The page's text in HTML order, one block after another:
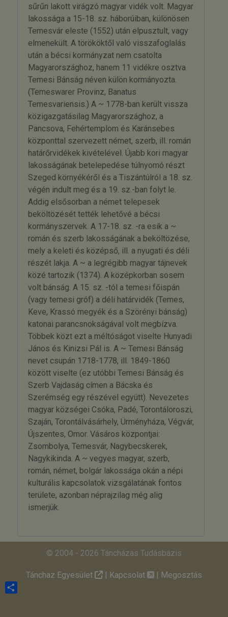
sűrűn lakott virágzó magyar vidék volt. Magyar
lakossága a 15-18. sz. háborúiban, különösen
Temesvár eleste (1552) után elpusztult, vagy
elmenekült. A törököktől való visszafoglalás
után a bécsi kormányzat nem csatolta
Magyarországhoz, hanem 11 vidékre osztva
Temesi Bánság néven külön kormányozta.
(Temeswarer Provinz, Banatus
Temesvariensis.) A ~ 1778-ban került vissza
közigazgatásilag Magyarországhoz, a
Pancsova, Fehértemplom és Karánsebes
központtal szervezett német, szerb, ill. román
határőrvidékek kivételével. Újabb kori magyar
lakosságának betelepedése túlnyomó részt
Szeged környékéről és a Tiszántúlról a 18. sz.
végén indult meg és a 19. sz.-ban folyt le.
Addig elsősorban a német telepesek
beköltözését tették lehetővé a bécsi
kormányszervek. A 17-18. sz. -ra esik a ~
román és szerb lakosságának a beköltözése,
mely a keleti és középső, ill. a nyugati és déli
részét lakja. A ~ a legrégibb magyar tájnevek
közé tartozik (1374). A középkorban sosem
volt bánság. A 15. sz. -tól a temesi főispán
(vagy temesi gróf) a déli határvidék (Temes,
Keve, Krassó megyék és a Szörényi bánság)
katonai parancsnokságával volt megbízva.
Többek közt ezt a méltóságot viselte Hunyadi
János és Kinizsi Pál is. A ~ Temesi Bánság
nevet csupán 1718-1778, ill. 1849-1860
között viselte (ez utóbbi Temesi Bánság és
Szerb Vajdaság címen a Bácska és
Szerémség egy részével együtt). Nevezetes
magyar községei Csóka, Padé, Torontáloroszi,
Szaján, Torontálvásárhely, Ürményháza, Végvár,
Újszentes, Omor. Vásáros központjai:
Zsombolya, Temesvár, Nagybecskerek,
Nagykikinda. A ~ vegyes magyar, szerb,
román, német, bolgár lakossága okán a népi
kulturális kapcsolatok vizsgálatának fontos
területe, azonban néprajzilag még alig
ismerjük.
© 2004 - 2026 Táncházas Tudásbázis
Tánchaz Egyesület | Kapcsolat | Megosztás